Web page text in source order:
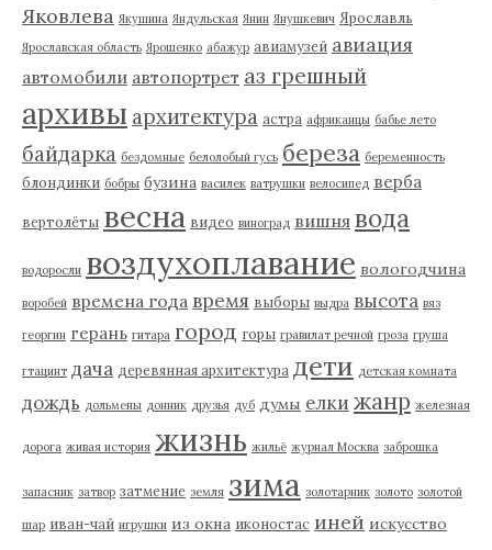
Яковлева Якушина Яндульская Янин Янушкевич Ярославль
Ярославская область Ярошенко абажур авиамузей авиация
автомобили автопортрет аз грешный
архивы архитектура астра африканцы бабье лето
байдарка бездомные белолобый гусь береза беременность
блондинки бобры бузина василек ватрушки велосипед верба
вертолёты весна видео виноград вишня вода
водоросли воздухоплавание вологодчина
воробей времена года время выборы выдра высота вяз
георгин герань гитара город горы гравилат речной гроза груша
гтацинт дача деревянная архитектура дети детская комната
дождь дольмены донник друзья дуб думы елки жанр железная
дорога живая история жизнь жильё журнал Москва заброшка
запасник затвор затмение земля зима золотарник золото золотой
шар иван-чай игрушки из окна иконостас иней искусство